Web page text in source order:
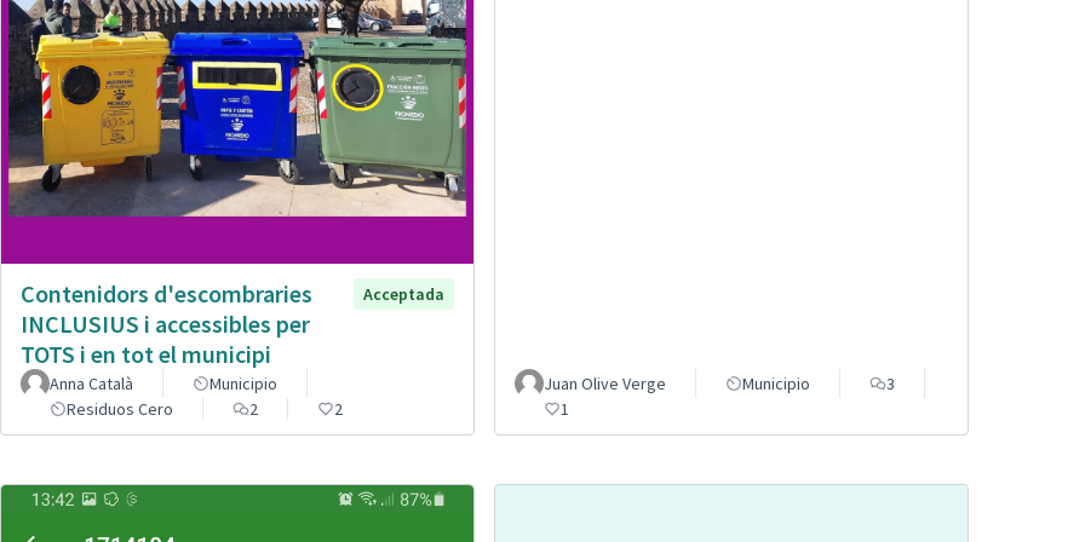
Contenidors d'escombraries
INCLUSIUS i accessibles per
TOTS i en tot el municipi
Acceptada
Anna Català
Municipio
Residuos Cero
2 2
Juan Olive Verge Municipio
3
1